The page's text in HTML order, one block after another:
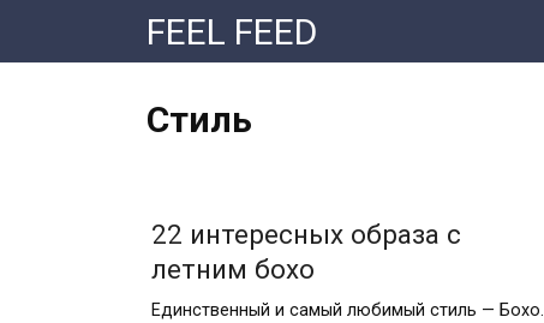
контенту
FEEL FEED
Стиль
22 интересных образа с
летним бохо
Единственный и самый любимый стиль — Бохо.